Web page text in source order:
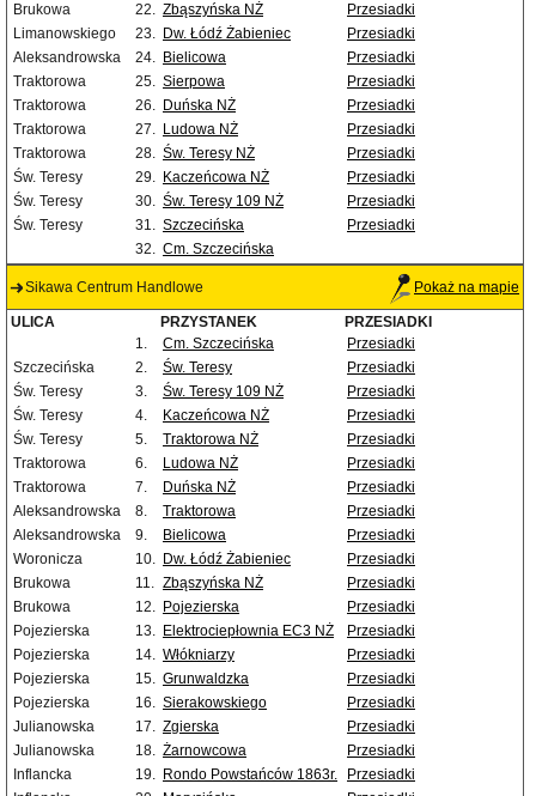
Brukowa
22. Zbąszyńska NŻ
Przesiadki
Limanowskiego
23. Dw. Łódź Żabieniec
Przesiadki
Aleksandrowska
24. Bielicowa
Przesiadki
Traktorowa
25. Sierpowa
Przesiadki
Traktorowa
26. Duńska NŻ
Przesiadki
Traktorowa
27. Ludowa NŻ
Przesiadki
Traktorowa
28. Św. Teresy NŻ
Przesiadki
Św. Teresy
29. Kaczeńcowa NŻ
Przesiadki
Św. Teresy
30. Św. Teresy 109 NŻ
Przesiadki
Św. Teresy
31. Szczecińska
Przesiadki
32. Cm. Szczecińska
Sikawa Centrum Handlowe Pokaż na mapie
ULICA PRZYSTANEK
PRZESIADKI
1.
Cm. Szczecińska
Przesiadki
Szczecińska
2. Św. Teresy
Przesiadki
Św. Teresy
3. Św. Teresy 109 NŻ
Przesiadki
Św. Teresy
4. Kaczeńcowa NŻ
Przesiadki
Św. Teresy
5. Traktorowa NŻ
Przesiadki
Traktorowa
6. Ludowa NŻ
Przesiadki
Traktorowa
7. Duńska NŻ
Przesiadki
Aleksandrowska
8. Traktorowa
Przesiadki
Aleksandrowska
9. Bielicowa
Przesiadki
Woronicza
10. Dw. Łódź Żabieniec
Przesiadki
Brukowa
11. Zbąszyńska NŻ
Przesiadki
Brukowa
12. Pojezierska
Przesiadki
Pojezierska
13. Elektrociepłownia EC3 NŻ
Przesiadki
Pojezierska
14. Włókniarzy
Przesiadki
Pojezierska
15. Grunwaldzka
Przesiadki
Pojezierska
16. Sierakowskiego
Przesiadki
Julianowska
17. Zgierska
Przesiadki
Julianowska
18. Żarnowcowa
Przesiadki
Inflancka
19. Rondo Powstańców 1863r.
Przesiadki